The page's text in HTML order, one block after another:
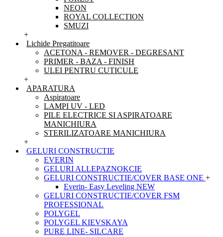
NEON
ROYAL COLLECTION
SMUZI
+
Lichide Pregatitoare
ACETONA - REMOVER - DEGRESANT
PRIMER - BAZA - FINISH
ULEI PENTRU CUTICULE
+
APARATURA
Aspiratoare
LAMPI UV - LED
PILE ELECTRICE SI ASPIRATOARE
MANICHIURA
STERILIZATOARE MANICHIURA
+
GELURI CONSTRUCTIE
EVERIN
GELURI ALLEPAZNOKCIE
GELURI CONSTRUCTIE/COVER BASE ONE +
Everin- Easy Leveling NEW
GELURI CONSTRUCTIE/COVER FSM
PROFESSIONAL
POLYGEL
POLYGEL KIEVSKAYA
PURE LINE- SILCARE